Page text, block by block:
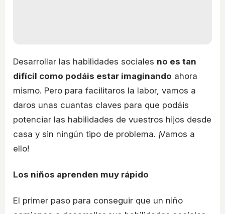
Desarrollar las habilidades sociales no es tan
difícil como podáis estar imaginando ahora
mismo. Pero para facilitaros la labor, vamos a
daros unas cuantas claves para que podáis
potenciar las habilidades de vuestros hijos desde
casa y sin ningún tipo de problema. ¡Vamos a
ello!
Los niños aprenden muy rápido
El primer paso para conseguir que un niño